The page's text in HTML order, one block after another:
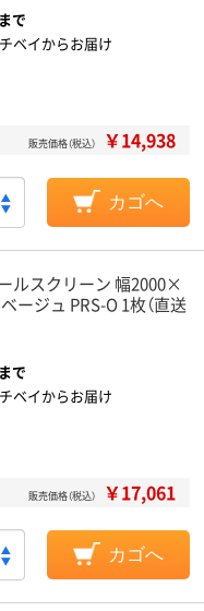
で
ベイからお届け
販売価格（税込） ￥14,938
カゴへ
ルスクリーン 幅2000×
ージュ PRS-O 1枚（直送
で
ベイからお届け
販売価格（税込） ￥17,061
カゴへ